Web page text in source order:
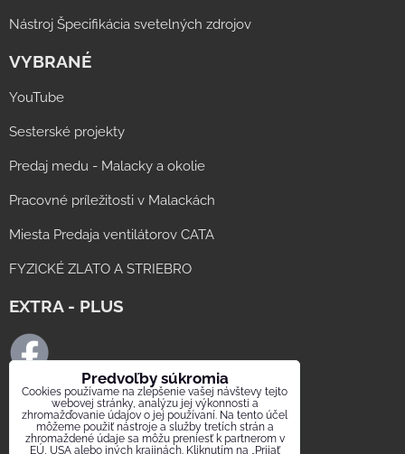
Nástroj Špecifikácia svetelných zdrojov
VYBRANÉ
YouTube
Sesterské projekty
Predaj medu - Malacky a okolie
Pracovné príležitosti v Malackách
Miesta Predaja ventilátorov CATA
FYZICKÉ ZLATO A STRIEBRO
EXTRA - PLUS
FB ELMAT SLOVAKIA
FB digestor.info
Predvoľby súkromia
Cookies používame na zlepšenie vašej návštevy tejto
webovej stránky, analýzu jej výkonnosti a
zhromažďovanie údajov o jej používaní. Na tento účel
môžeme použiť nástroje a služby tretích strán a
zhromaždené údaje sa môžu preniesť k partnerom v
EÚ, USA alebo iných krajinách. Kliknutím na „Prijať